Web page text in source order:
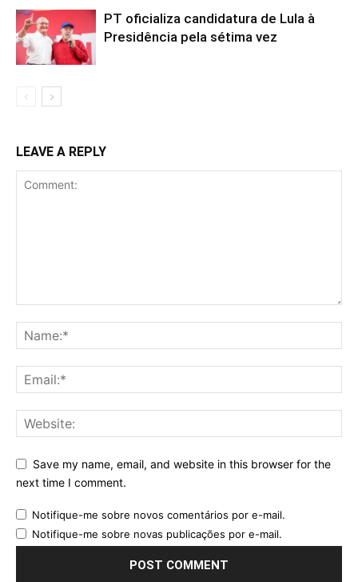
PT oficializa candidatura de Lula à
Presidência pela sétima vez
LEAVE A REPLY
Save my name, email, and website in this browser for the
next time I comment.
Notifique-me sobre novos comentários por e-mail.
Notifique-me sobre novas publicações por e-mail.